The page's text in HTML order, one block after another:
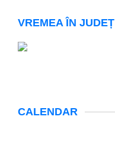
VREMEA ÎN JUDEȚ
CALENDAR